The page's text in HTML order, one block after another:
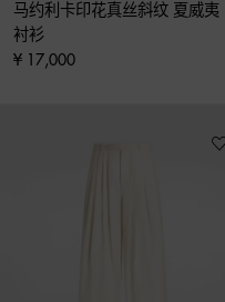
马约利卡印花真丝斜纹 夏威夷
衬衫
¥ 17,000